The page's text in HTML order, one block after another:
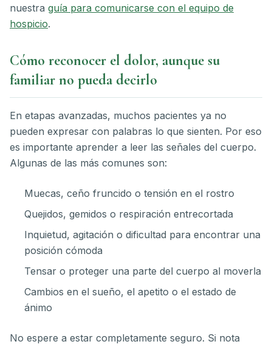
nuestra guía para comunicarse con el equipo de
hospicio.
Cómo reconocer el dolor, aunque su
familiar no pueda decirlo
En etapas avanzadas, muchos pacientes ya no
pueden expresar con palabras lo que sienten. Por eso
es importante aprender a leer las señales del cuerpo.
Algunas de las más comunes son:
Muecas, ceño fruncido o tensión en el rostro
Quejidos, gemidos o respiración entrecortada
Inquietud, agitación o dificultad para encontrar una
posición cómoda
Tensar o proteger una parte del cuerpo al moverla
Cambios en el sueño, el apetito o el estado de
ánimo
No espere a estar completamente seguro. Si nota